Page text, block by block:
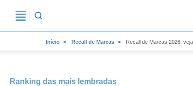
Início Recall de Marcas Recall de Marcas 2026:
Ranking das mais lembradas